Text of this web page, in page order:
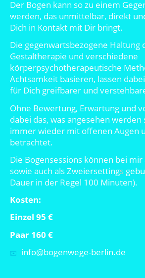
Der Bogen kann so zu einem
werden, das unmittelbar, direkt
Dich in Kontakt mit Dir bringt.
Die gegenwartsbezogene Haltung
Gestaltherapie und verschiedene
körperpsychotherapeutische
Achtsamkeit basieren, lassen
für Dich greifbarer und
Ohne Bewertung, Erwartung und
dabei das, was angesehen werden
immer wieder mit offenen Augen
betrachtet.
Die Bogensessions können bei mir
sowie auch als Zweiersettings
Dauer in der Regel 100 Minuten).
Kosten:
Einzel 95 €
Paar 160 €
✉️ info@bogenwege-berlin.de